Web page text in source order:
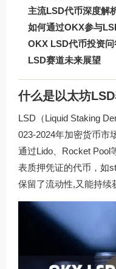
主流LSD代币深度解
如何通过OKX参与
OKX LSD代币投资问
LSD赛道未来展望
什么是以太坊LSD
LSD（Liquid Staking
023-2024年加密货币市
通过Lido、Rocket Pool
表质押凭证的代币，如
保留了流动性,又能持续